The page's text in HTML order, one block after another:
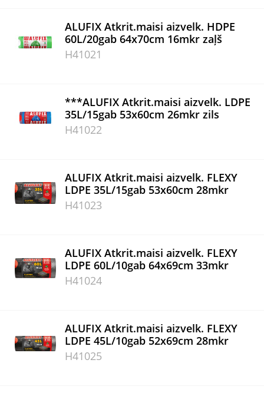
ALUFIX Atkrit.maisi aizvelk. HDPE
60L/20gab 64x70cm 16mkr zaļš
H41021
***ALUFIX Atkrit.maisi aizvelk. LDPE
35L/15gab 53x60cm 26mkr zils
H41022
ALUFIX Atkrit.maisi aizvelk. FLEXY
LDPE 35L/15gab 53x60cm 28mkr
H41023
ALUFIX Atkrit.maisi aizvelk. FLEXY
LDPE 60L/10gab 64x69cm 33mkr
H41024
ALUFIX Atkrit.maisi aizvelk. FLEXY
LDPE 45L/10gab 52x69cm 28mkr
H41025